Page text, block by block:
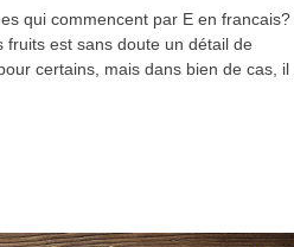
qui commencent par E en francais?
fruits est sans doute un détail de
certains, mais dans bien de cas, il